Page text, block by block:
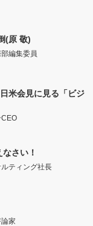
(原 敬)
編集委員
米会見に見る「ビジ
さい！
ティング社長
家